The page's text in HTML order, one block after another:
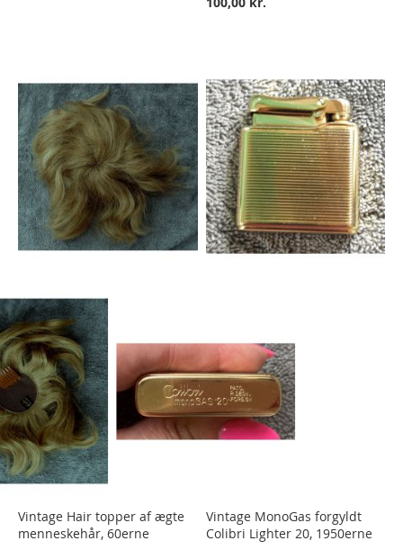
Vintage Hair topper af ægte
menneskehår, 60erne
Vintage MonoGas forgyldt
Colibri Lighter 20, 1950erne